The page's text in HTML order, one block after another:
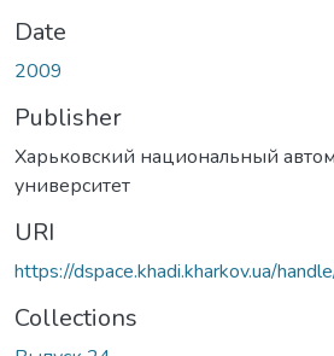
Date
2009
Publisher
Харьковский национальный
университет
URI
https://dspace.khadi.kharkov.ua/
Collections